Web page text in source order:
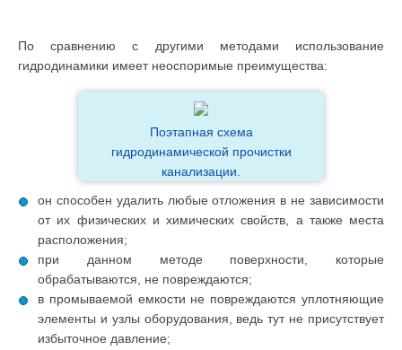
По сравнению с другими методами использование
гидродинамики имеет неоспоримые преимущества:
Поэтапная схема
гидродинамической прочистки
канализации.
он способен удалить любые отложения в не зависимости
от их физических и химических свойств, а также места
расположения;
при данном методе поверхности, которые
обрабатываются, не повреждаются;
в промываемой емкости не повреждаются уплотняющие
элементы и узлы оборудования, ведь тут не присутствует
избыточное давление;